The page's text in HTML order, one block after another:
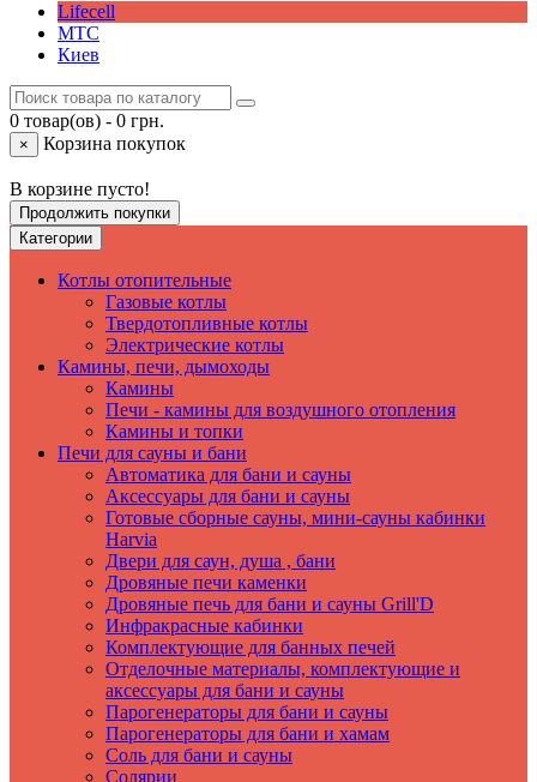
Lifecell
МТС
Киев
0 товар(ов) - 0 грн.
× Корзина покупок
В корзине пусто!
Продолжить покупки
Категории
Котлы отопительные
Газовые котлы
Твердотопливные котлы
Электрические котлы
Камины, печи, дымоходы
Камины
Печи - камины для воздушного отопления
Камины и топки
Печи для сауны и бани
Автоматика для бани и сауны
Аксессуары для бани и сауны
Готовые сборные сауны, мини-сауны кабинки
Harvia
Двери для саун, душа , бани
Дровяные печи каменки
Дровяные печь для бани и сауны Grill'D
Инфракрасные кабинки
Комплектующие для банных печей
Отделочные материалы, комплектующие и
аксессуары для бани и сауны
Парогенераторы для бани и сауны
Парогенераторы для бани и хамам
Соль для бани и сауны
Солярии